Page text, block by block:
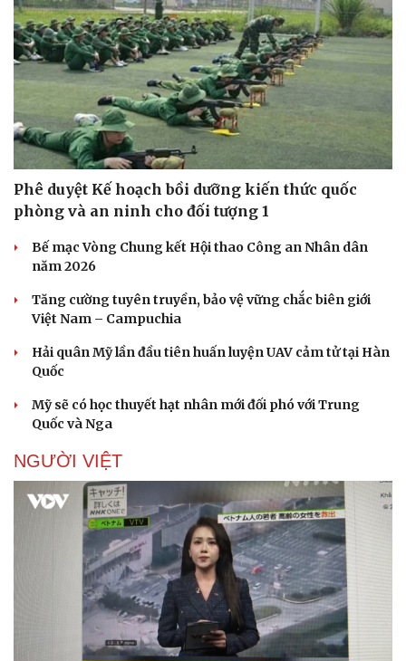
Doanh nghiệp
Thông tin doanh nghiệp
Doanh nghiệp 24h
Doanh nhân
Vì cộng đồng
Công nghệ
Sành điệu
Tin Công nghệ
Trải nghiệm
Chuyển đổi số
Phê duyệt Kế hoạch bồi dưỡng kiến thức quốc
phòng và an ninh cho đối tượng 1
Bế mạc Vòng Chung kết Hội thao Công an Nhân dân
năm 2026
Tăng cường tuyên truyền, bảo vệ vững chắc biên giới
Việt Nam – Campuchia
Hải quân Mỹ lần đầu tiên huấn luyện UAV cảm tử tại Hàn
Quốc
Mỹ sẽ có học thuyết hạt nhân mới đối phó với Trung
Quốc và Nga
NGƯỜI VIỆT